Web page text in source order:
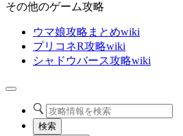
その他のゲーム攻略
ウマ娘攻略まとめwiki
プリコネR攻略wiki
シャドウバース攻略wiki
検索